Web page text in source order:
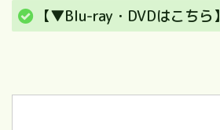
【▼Blu-ray・DVDはこちら】